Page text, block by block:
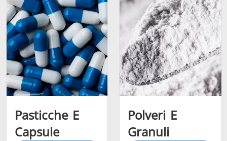
Pasticche E
Capsule
Polveri E
Granuli